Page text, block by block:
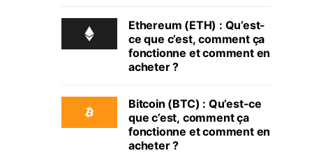
Ethereum (ETH) : Qu’est-
ce que c’est, comment ça
fonctionne et comment en
acheter ?
Bitcoin (BTC) : Qu’est-ce
que c’est, comment ça
fonctionne et comment en
acheter ?